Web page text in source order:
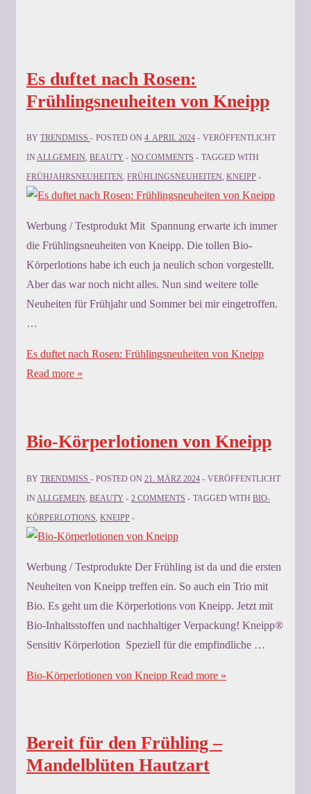
Es duftet nach Rosen:
Frühlingsneuheiten von Kneipp
BY TRENDMISS POSTED ON 4. APRIL 2024
VERÖFFENTLICHT
INALLGEMEIN, BEAUTY NO COMMENTS
TAGGED WITH
FRÜHJAHRSNEUHEITEN, FRÜHLINGSNEUHEITEN, KNEIPP
Werbung / Testprodukt Mit Spannung erwarte ich immer
die Frühlingsneuheiten von Kneipp. Die tollen Bio-
Körperlotions habe ich euch ja neulich schon vorgestellt.
Aber das war noch nicht alles. Nun sind weitere tolle
Neuheiten für Frühjahr und Sommer bei mir eingetroffen.
…
Es duftet nach Rosen: Frühlingsneuheiten von Kneipp
Read more »
Bio-Körperlotionen von Kneipp
BY TRENDMISS POSTED ON 21. MÄRZ 2024
VERÖFFENTLICHT
IN ALLGEMEIN BEAUTY 2 COMMENTS TAGGED WITH BIO-
KÖRPERLOTIONS KNEIPP
Werbung / Testprodukte Der Frühling ist da und die ersten
Neuheiten von Kneipp treffen ein. So auch ein Trio mit
Bio. Es geht um die Körperlotions von Kneipp. Jetzt mit
Bio-Inhaltsstoffen und nachhaltiger Verpackung! Kneipp®
Sensitiv Körperlotion Speziell für die empfindliche …
Bio-Körperlotionen von Kneipp Read more »
Bereit für den Frühling –
Mandelblüten Hautzart